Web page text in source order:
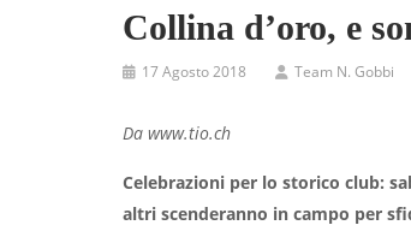
Collina d’oro, e
17 Agosto 2018 Team N. Gobbi
Da www.tio.ch
Celebrazioni per lo storico club:
altri scenderanno in campo per